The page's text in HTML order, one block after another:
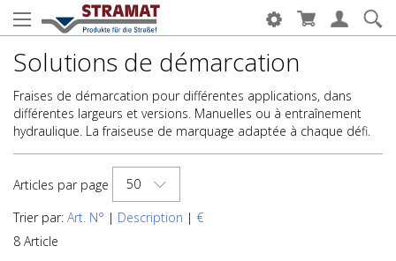
Solutions de démarcation
Fraises de démarcation pour différentes applications, dans
différentes largeurs et versions. Manuelles ou à entraînement
hydraulique. La fraiseuse de marquage adaptée à chaque défi.
Articles par page
50
Trier par: Art. N° | Description | €
8 Article